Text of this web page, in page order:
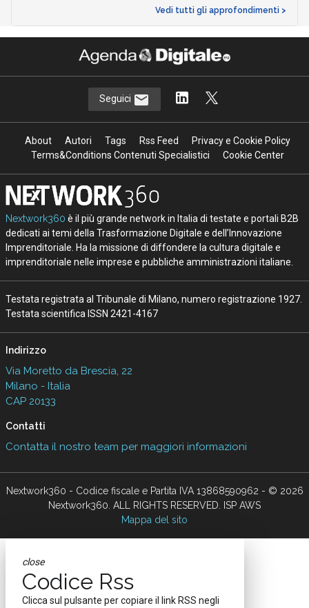
Vedi tutti gli approfondimenti >
Seguici
About Autori Tags Rss Feed
Privacy e Cookie Policy
Terms&Conditions Contenuti Specialistici
Cookie Center
Nextwork360 è il più grande network in Italia di testate e portali B2B
dedicati ai temi della Trasformazione Digitale e dell’Innovazione
Imprenditoriale. Ha la missione di diffondere la cultura digitale e
imprenditoriale nelle imprese e pubbliche amministrazioni italiane.
Testata registrata al Tribunale di Milano, numero registrazione 1927.
Testata scientifica ISSN 2421-4167
Indirizzo
Via Moretto da Brescia, 22
Milano - Italia
CAP 20133
Contatti
Contatta il nostro team per maggiori informazioni
Nextwork360 - Codice fiscale e Partita IVA 13868590962 - © 2026
Nextwork360. ALL RIGHTS RESERVED. ISP AWS
Mappa del sito
close
Codice Rss
Clicca sul pulsante per copiare il link RSS negli